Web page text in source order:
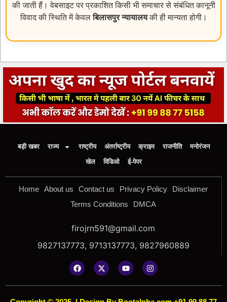
की जाती हैं। वेबसाइट पर प्रकाशित किसी भी समाचार से संबंधित कानूनी
विवाद की स्थिति में केवलबिलासपुर न्यायालयकी ही मान्यता होगी।
बड़ी खबर राज्य राष्ट्रीय अंतर्राष्ट्रीय क्राइम राजनीति
मनोरंजन
खेल
विडिओ ई-पेपर
Home About us Contact us Privacy Policy
Disclaimer
Terms Conditions
DMCA
firojrn591@gmail.com
9827137773, 9713137773, 9827960889